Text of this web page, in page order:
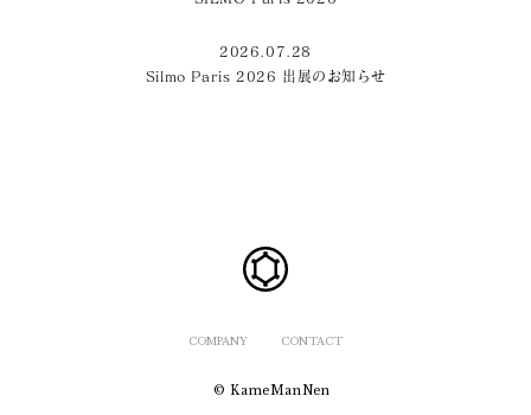
2026.07.28
Silmo Paris 2026 出展のお知らせ
COMPANY CONTACT
© KameManNen